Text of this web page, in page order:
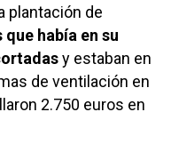
plantación de
que había en su
y estaban en
de ventilación en
2.750 euros en